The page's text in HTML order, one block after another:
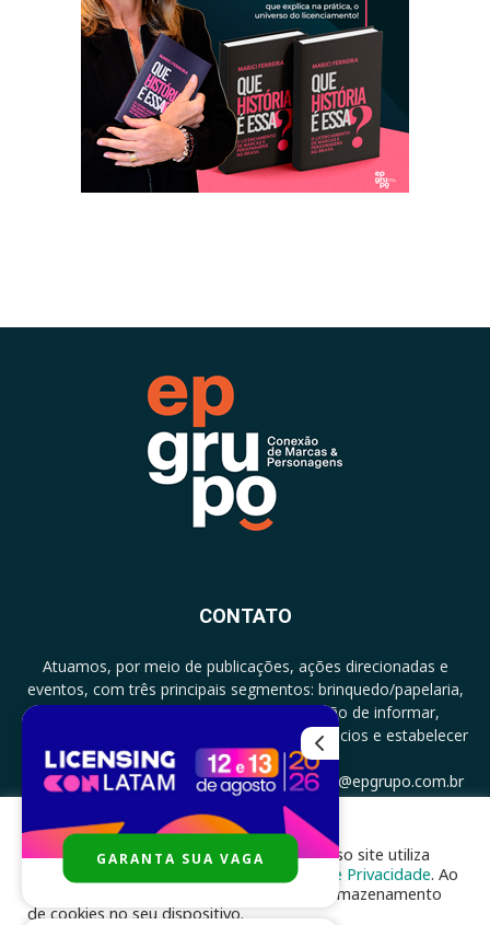
CONTATO
Atuamos, por meio de publicações, ações direcionadas e
eventos, com três principais segmentos: brinquedo/papelaria,
licenciamento e zero a três com a missão de informar,
documentar, proporcionar encontro de negócios e estabelecer
parcerias.
CONTATO: +5511994513097 - atendimento@epgrupo.com.br
SIGA-NOS
Para melhor experiência e navegação, nosso site utiliza
cookies, de acordo com a nossa
Política de Privacidade. Ao
clicar em “aceito”, você concorda com o armazenamento
de cookies no seu dispositivo.
GARANTA SUA VAGA